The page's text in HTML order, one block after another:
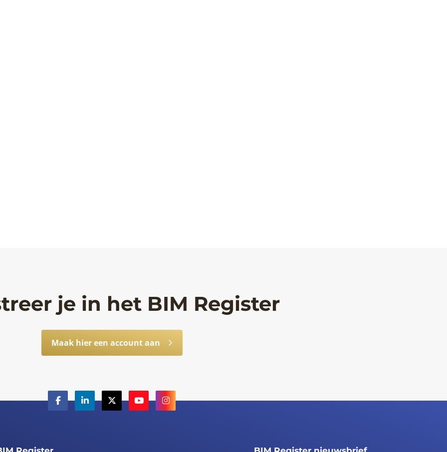
je in het BIM Register
Maak hier een account aan